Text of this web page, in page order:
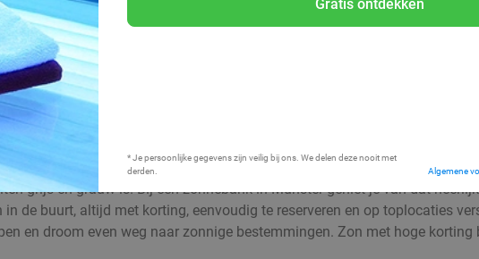
Gratis ontdekken
* Je persoonlijke gegevens zijn veilig bij ons. We delen deze nooit met
derden.
Algemene
grijs en grauw is. Bij een zonnebank in Münster geniet je van dat
de buurt, altijd met korting, eenvoudig te reserveren en op toplocaties
en droom even weg naar zonnige bestemmingen. Zon met hoge korting